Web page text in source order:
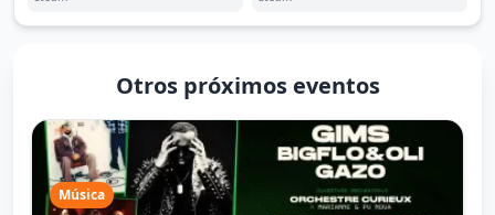
Otros próximos eventos
Música